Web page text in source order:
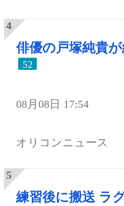
俳優の戸塚純貴
52
08月08日 17:54
オリコンニュース
練習後に搬送 ラ